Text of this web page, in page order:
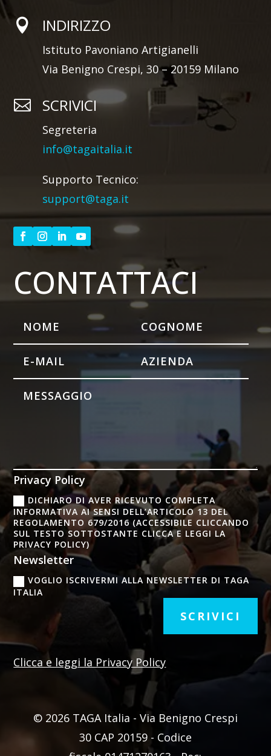
 INDIRIZZO
Istituto Pavoniano Artigianelli
Via Benigno Crespi, 30 – 20159 Milano
 SCRIVICI
Segreteria
info@tagaitalia.it
Supporto Tecnico:
support@taga.it
CONTATTACI
Privacy Policy
DICHIARO DI AVER RICEVUTO COMPLETA
INFORMATIVA AI SENSI DELL’ARTICOLO 13 DEL
REGOLAMENTO 679/2016 (ACCESSIBILE CLICCANDO
SUL TESTO SOTTOSTANTE CLICCA E LEGGI LA
PRIVACY POLICY)
Newsletter
VOGLIO ISCRIVERMI ALLA NEWSLETTER DI TAGA
ITALIA
SCRIVICI
Clicca e leggi la Privacy Policy
© 2026 TAGA Italia - Via Benigno Crespi
30 CAP 20159 - Codice